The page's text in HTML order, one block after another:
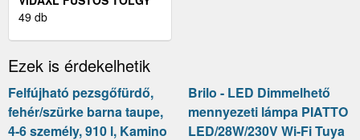
SZÍNŰ SZERELT FA
49 db
Ezek is érdekelhetik
Felfújható pezsgőfürdő,
fehér/szürke barna taupe,
4-6 személy, 910 l, Kamino
Brilo - LED Dimmelhető
mennyezeti lámpa PIATTO
LED/28W/230V Wi-Fi Tuya